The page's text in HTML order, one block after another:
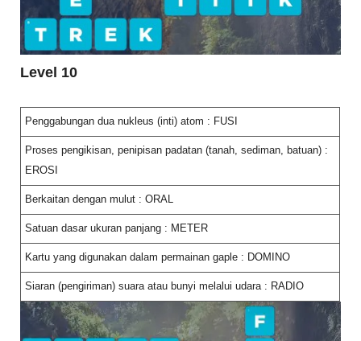
Level 10
Penggabungan dua nukleus (inti) atom : FUSI
Proses pengikisan, penipisan padatan (tanah, sediman, batuan) :
EROSI
Berkaitan dengan mulut : ORAL
Satuan dasar ukuran panjang : METER
Kartu yang digunakan dalam permainan gaple : DOMINO
Siaran (pengiriman) suara atau bunyi melalui udara : RADIO